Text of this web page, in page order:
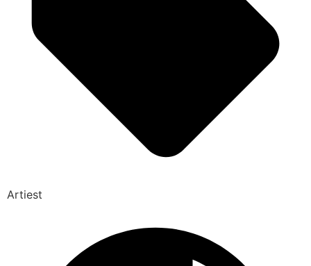
Artiest